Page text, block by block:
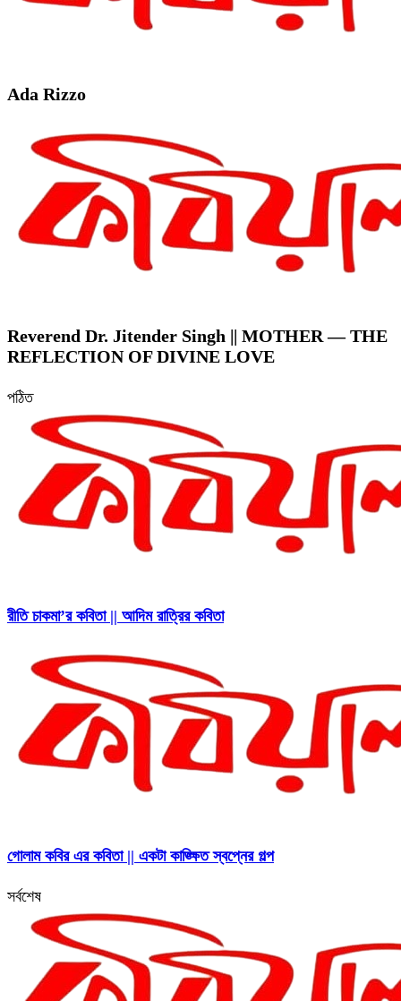
Ada Rizzo
Reverend Dr. Jitender Singh || MOTHER — THE
REFLECTION OF DIVINE LOVE
পঠিত
রীতি চাকমা’র কবিতা || আদিম রাত্রির কবিতা
গোলাম কবির এর কবিতা || একটা কাঙ্ক্ষিত স্বপ্নের গল্প
সর্বশেষ